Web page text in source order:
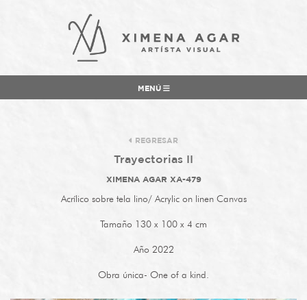
MENÚ
REGRESAR
Trayectorias II
XIMENA AGAR XA-479
Acrílico sobre tela lino/ Acrylic on linen Canvas
Tamaño 130 x 100 x 4 cm
Año 2022
Obra única- One of a kind.